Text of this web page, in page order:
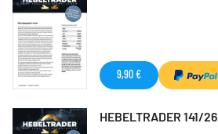
9,90 €
HEBELTRADER 141/26